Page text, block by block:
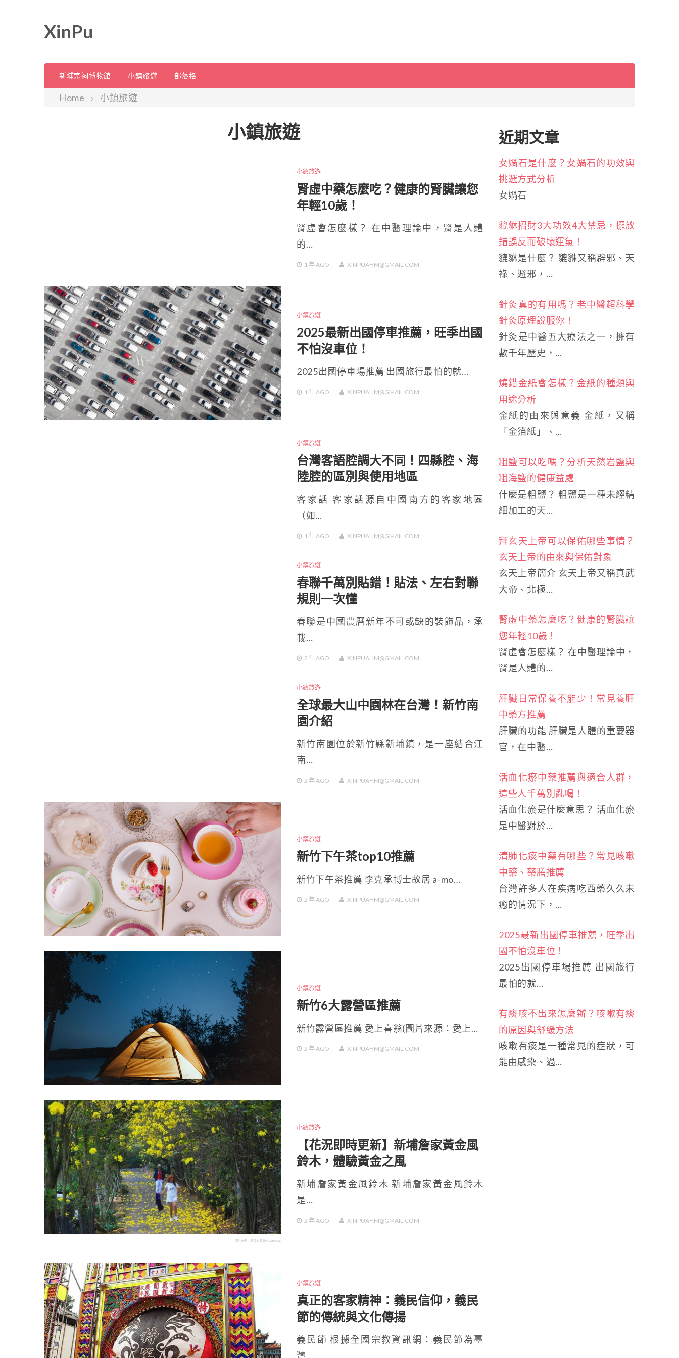
XinPu
新埔宗祠博物館 小鎮旅遊 部落格
Home 小鎮旅遊
小鎮旅遊
小鎮旅遊
腎虛中藥怎麼吃？健康的腎臟讓您
年輕10歲！
腎虛會怎麼樣？ 在中醫理論中，腎是人體
的…
1 年AGO XINPUAHM@GMAIL.COM
小鎮旅遊
2025最新出國停車推薦，旺季出國
不怕沒車位！
2025出國停車場推薦 出國旅行最怕的就…
1 年AGO XINPUAHM@GMAIL.COM
小鎮旅遊
台灣客語腔調大不同！四縣腔、海
陸腔的區別與使用地區
客家話 客家話源自中國南方的客家地區
（如…
1 年AGO XINPUAHM@GMAIL.COM
小鎮旅遊
春聯千萬別貼錯！貼法、左右對聯
規則一次懂
春聯是中國農曆新年不可或缺的裝飾品，承
載…
2 年AGO XINPUAHM@GMAIL.COM
小鎮旅遊
全球最大山中園林在台灣！新竹南
園介紹
新竹南園位於新竹縣新埔鎮，是一座結合江
南…
2 年AGO XINPUAHM@GMAIL.COM
小鎮旅遊
新竹下午茶top10推薦
新竹下午茶推薦 李克承博士故居 a-mo…
2 年AGO XINPUAHM@GMAIL.COM
小鎮旅遊
新竹6大露營區推薦
新竹露營區推薦 愛上喜翁(圖片來源：愛上…
2 年AGO XINPUAHM@GMAIL.COM
圖片來源：風鈴木農場FACEBOOK
小鎮旅遊
【花況即時更新】新埔詹家黃金風
鈴木，體驗黃金之風
新埔詹家黃金風鈴木 新埔詹家黃金風鈴木
是…
2 年AGO XINPUAHM@GMAIL.COM
小鎮旅遊
真正的客家精神：義民信仰，義民
節的傳統與文化傳揚
義民節 根據全國宗教資訊網：義民節為臺
灣…
近期文章
女媧石是什麼？女媧石的功效與
挑選方式分析
女媧石
貔貅招財3大功效4大禁忌，擺放
錯誤反而破壞運氣！
貔貅是什麼？ 貔貅又稱辟邪、天
祿、避邪，…
針灸真的有用嗎？老中醫超科學
針灸原理說服你！
針灸是中醫五大療法之一，擁有
數千年歷史，…
燒錯金紙會怎樣？金紙的種類與
用途分析
金紙的由來與意義 金紙，又稱
「金箔紙」、…
粗鹽可以吃嗎？分析天然岩鹽與
粗海鹽的健康益處
什麼是粗鹽？ 粗鹽是一種未經精
細加工的天…
拜玄天上帝可以保佑哪些事情？
玄天上帝的由來與保佑對象
玄天上帝簡介 玄天上帝又稱真武
大帝、北極…
腎虛中藥怎麼吃？健康的腎臟讓
您年輕10歲！
腎虛會怎麼樣？ 在中醫理論中，
腎是人體的…
肝臟日常保養不能少！常見養肝
中藥方推薦
肝臟的功能 肝臟是人體的重要器
官，在中醫…
活血化瘀中藥推薦與適合人群，
這些人千萬別亂喝！
活血化瘀是什麼意思？ 活血化瘀
是中醫對於…
清肺化痰中藥有哪些？常見咳嗽
中藥、藥膳推薦
台灣許多人在疾病吃西藥久久未
癒的情況下，…
2025最新出國停車推薦，旺季出
國不怕沒車位！
2025出國停車場推薦 出國旅行
最怕的就…
有痰咳不出來怎麼辦？咳嗽有痰
的原因與舒緩方法
咳嗽有痰是一種常見的症狀，可
能由感染、過…